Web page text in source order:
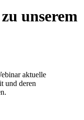
unserem
aktuelle
und deren